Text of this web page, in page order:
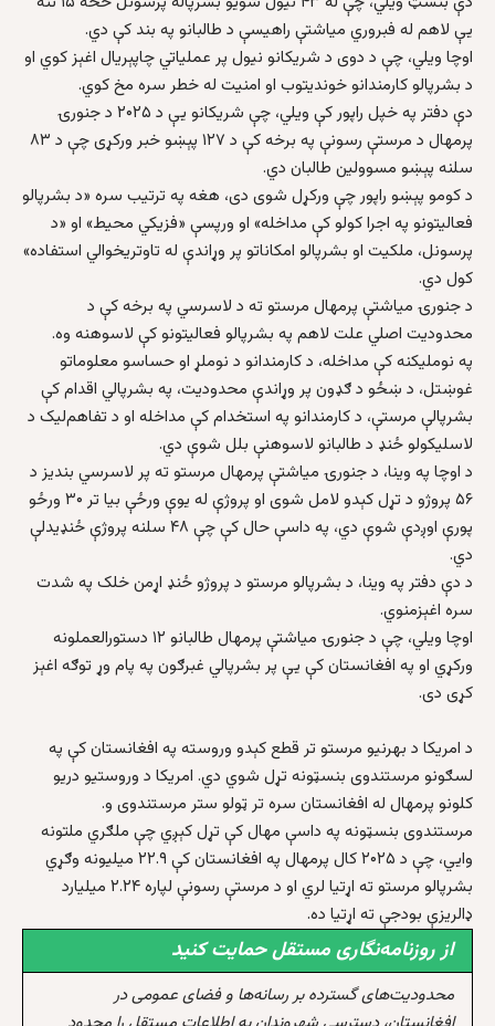
یې لاهم له فبروري میاشتې راهیسې د طالبانو په بند کې دي.
اوچا ویلي، چې د دوی د شریکانو نیول پر عملیاتي چاپېریال اغېز کوي او
د بشرپالو کارمندانو خوندیتوب او امنیت له خطر سره مخ کوي.
دې دفتر په خپل راپور کې ویلي، چې شریکانو یې د ۲۰۲۵ د جنورۍ
پرمهال د مرستې رسونې په برخه کې د ۱۲۷ پېښو خبر ورکړی چې د ۸۳
سلنه پېښو مسوولین طالبان دي.
د کومو پېښو راپور چې ورکړل شوی دی، هغه په ترتیب سره «د بشرپالو
فعالیتونو په اجرا کولو کې مداخله» او ورپسې «فزیکي محیط» او «د
پرسونل، ملکیت او بشرپالو امکاناتو پر وړاندې له تاوتریخوالي استفاده»
کول دي.
د جنورۍ میاشتې پرمهال مرستو ته د لاسرسي په برخه کې د
محدودیت اصلي علت لاهم په بشرپالو فعالیتونو کې لاسوهنه وه.
په نوملیکنه کې مداخله، د کارمندانو د نوملړ او حساسو معلوماتو
غوښتل، د ښځو د ګډون پر وړاندې محدودیت، په بشرپالي اقدام کې
بشرپالې مرستې، د کارمندانو په استخدام کې مداخله او د تفاهم‌لیک د
لاسلیکولو ځنډ د طالبانو لاسوهنې بلل شوې دي.
د اوچا په وینا، د جنورۍ میاشتې پرمهال مرستو ته پر لاسرسي بندیز د
۵۶ پروژو د تړل کېدو لامل شوی او پروژې له یوې ورځې بیا تر ۳۰ ورځو
پورې اوږدې شوې دي، په داسې حال کې چې ۴۸ سلنه پروژې ځنډیدلې
دي.
د دې دفتر په وینا، د بشرپالو مرستو د پروژو ځنډ اړمن خلک په شدت
سره اغېزمنوي.
اوچا ویلي، چې د جنورۍ میاشتې پرمهال طالبانو ۱۲ دستورالعملونه
ورکړي او په افغانستان کې یې پر بشرپالي غبرګون په پام وړ توګه اغېز
کړی دی.
د امریکا د بهرنیو مرستو تر قطع کېدو وروسته په افغانستان کې په
لسګونو مرستندوی بنسټونه تړل شوي دي. امریکا د وروستیو دریو
کلونو پرمهال له افغانستان سره تر ټولو ستر مرستندوی و.
مرستندوی بنسټونه په داسې مهال کې تړل کېږي چې ملګري ملتونه
وایي، چې د ۲۰۲۵ کال پرمهال په افغانستان کې ۲۲.۹ میلیونه وګړي
بشرپالو مرستو ته اړتیا لري او د مرستې رسونې لپاره ۲.۲۴ میلیارد
ډالریزې بودجې ته اړتیا ده.
از روزنامه‌نگاری مستقل حمایت کنید
محدودیت‌های گسترده بر رسانه‌ها و فضای عمومی در